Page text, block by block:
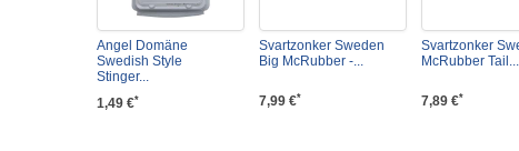
Angel Domäne
Swedish Style
Stinger...
1,49 €*
Svartzonker Sweden
Big McRubber -...
7,99 €*
Svartzonker
McRubber Tail...
7,89 €*